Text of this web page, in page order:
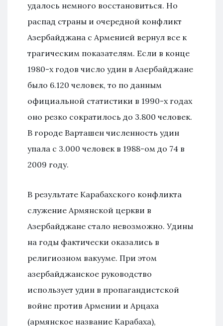
удалось немного восстановиться. Но
распад страны и очередной конфликт
Азербайджана с Арменией вернул все к
трагическим показателям. Если в конце
1980-х годов число удин в Азербайджане
было 6.120 человек, то по данным
официальной статистики в 1990-х годах
оно резко сократилось до 3.800 человек.
В городе Варташен численность удин
упала с 3.000 человек в 1988-ом до 74 в
2009 году.
В результате Карабахского конфликта
служение Армянской церкви в
Азербайджане стало невозможно. Удины
на годы фактически оказались в
религиозном вакууме. При этом
азербайджанское руководство
использует удин в пропагандистской
войне против Армении и Арцаха
(армянское название Карабаха),